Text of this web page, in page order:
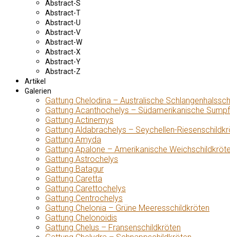
Abstract-S
Abstract-T
Abstract-U
Abstract-V
Abstract-W
Abstract-X
Abstract-Y
Abstract-Z
Artikel
Galerien
Gattung Chelodina – Australische
Gattung Acanthochelys – Südamerikanische
Gattung Actinemys
Gattung Aldabrachelys – Seychellen-
Gattung Amyda
Gattung Apalone – Amerikanische
Gattung Astrochelys
Gattung Batagur
Gattung Caretta
Gattung Carettochelys
Gattung Centrochelys
Gattung Chelonia – Grüne Meeresschildkröten
Gattung Chelonoidis
Gattung Chelus – Fransenschildkröten